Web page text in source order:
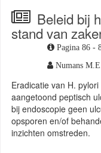
Beleid bij
stand van
Pagina 86 -
Numans M.E.
Eradicatie van H.
aangetoond peptisch
bij endoscopie geen
opsporen en/of
inzichten omstreden.